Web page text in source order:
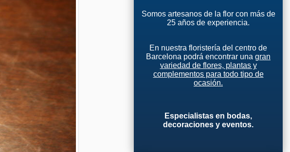
Somos artesanos de la flor con más de
25 años de experiencia.
En nuestra floristería del centro de
Barcelona podrá encontrar una gran
variedad de flores, plantas y
complementos para todo tipo de
ocasión.
Especialistas en bodas,
decoraciones y eventos.